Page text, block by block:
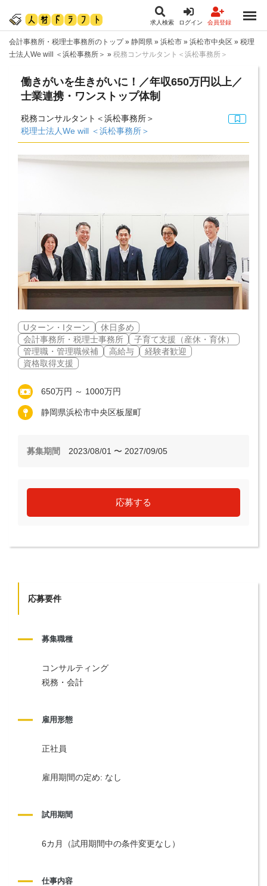
求人検索 ログイン 会員登録
会計事務所・税理士事務所のトップ» 静岡県 » 浜松市 » 浜松市中央区 » 税理
士法人We will ＜浜松事務所＞ » 税務コンサルタント＜浜松事務所＞
働きがいを生きがいに！／年収650万円以上／
士業連携・ワンストップ体制
税務コンサルタント＜浜松事務所＞
税理士法人We will ＜浜松事務所＞
Uターン・Iターン
休日多め
会計事務所・税理士事務所
子育て支援（産休・育休）
管理職・管理職候補
高給与
経験者歓迎
資格取得支援
650万円 ～ 1000万円
静岡県浜松市中央区板屋町
募集期間 2023/08/01 〜 2027/09/05
応募する
応募要件
募集職種
コンサルティング
税務・会計
雇用形態
正社員
雇用期間の定め: なし
試用期間
6カ月（試用期間中の条件変更なし）
仕事内容